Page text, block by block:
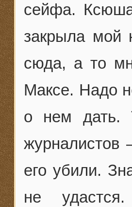
сейфа.
закрыла мой
сюда, а то
Максе. Надо
о нем дать.
журналистов
его убили.
не